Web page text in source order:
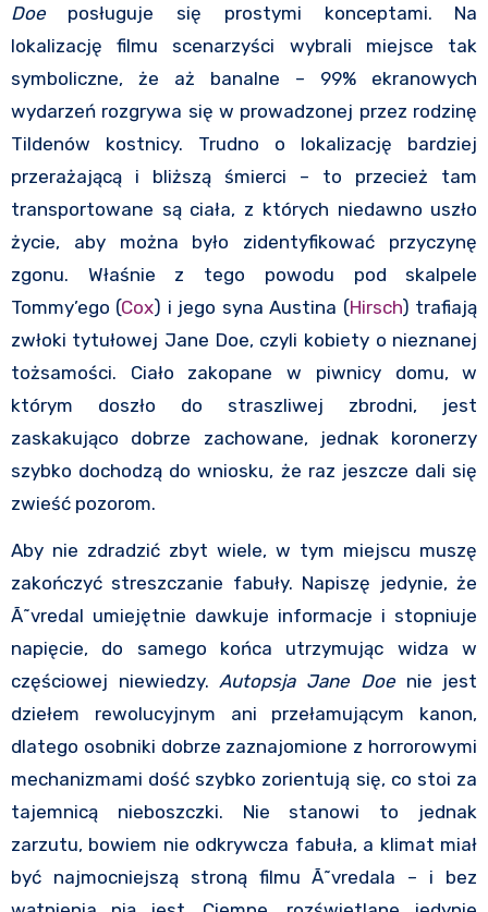
Doe posługuje się prostymi konceptami. Na
lokalizację filmu scenarzyści wybrali miejsce tak
symboliczne, że aż banalne – 99% ekranowych
wydarzeń rozgrywa się w prowadzonej przez rodzinę
Tildenów kostnicy. Trudno o lokalizację bardziej
przerażającą i bliższą śmierci – to przecież tam
transportowane są ciała, z których niedawno uszło
życie, aby można było zidentyfikować przyczynę
zgonu. Właśnie z tego powodu pod skalpele
Tommy’ego (Cox) i jego syna Austina (Hirsch) trafiają
zwłoki tytułowej Jane Doe, czyli kobiety o nieznanej
tożsamości. Ciało zakopane w piwnicy domu, w
którym doszło do straszliwej zbrodni, jest
zaskakująco dobrze zachowane, jednak koronerzy
szybko dochodzą do wniosku, że raz jeszcze dali się
zwieść pozorom.
Aby nie zdradzić zbyt wiele, w tym miejscu muszę
zakończyć streszczanie fabuły. Napiszę jedynie, że
Ã˜vredal umiejętnie dawkuje informacje i stopniuje
napięcie, do samego końca utrzymując widza w
częściowej niewiedzy. Autopsja Jane Doenie jest
dziełem rewolucyjnym ani przełamującym kanon,
dlatego osobniki dobrze zaznajomione z horrorowymi
mechanizmami dość szybko zorientują się, co stoi za
tajemnicą nieboszczki. Nie stanowi to jednak
zarzutu, bowiem nie odkrywcza fabuła, a klimat miał
być najmocniejszą stroną filmu Ã˜vredala – i bez